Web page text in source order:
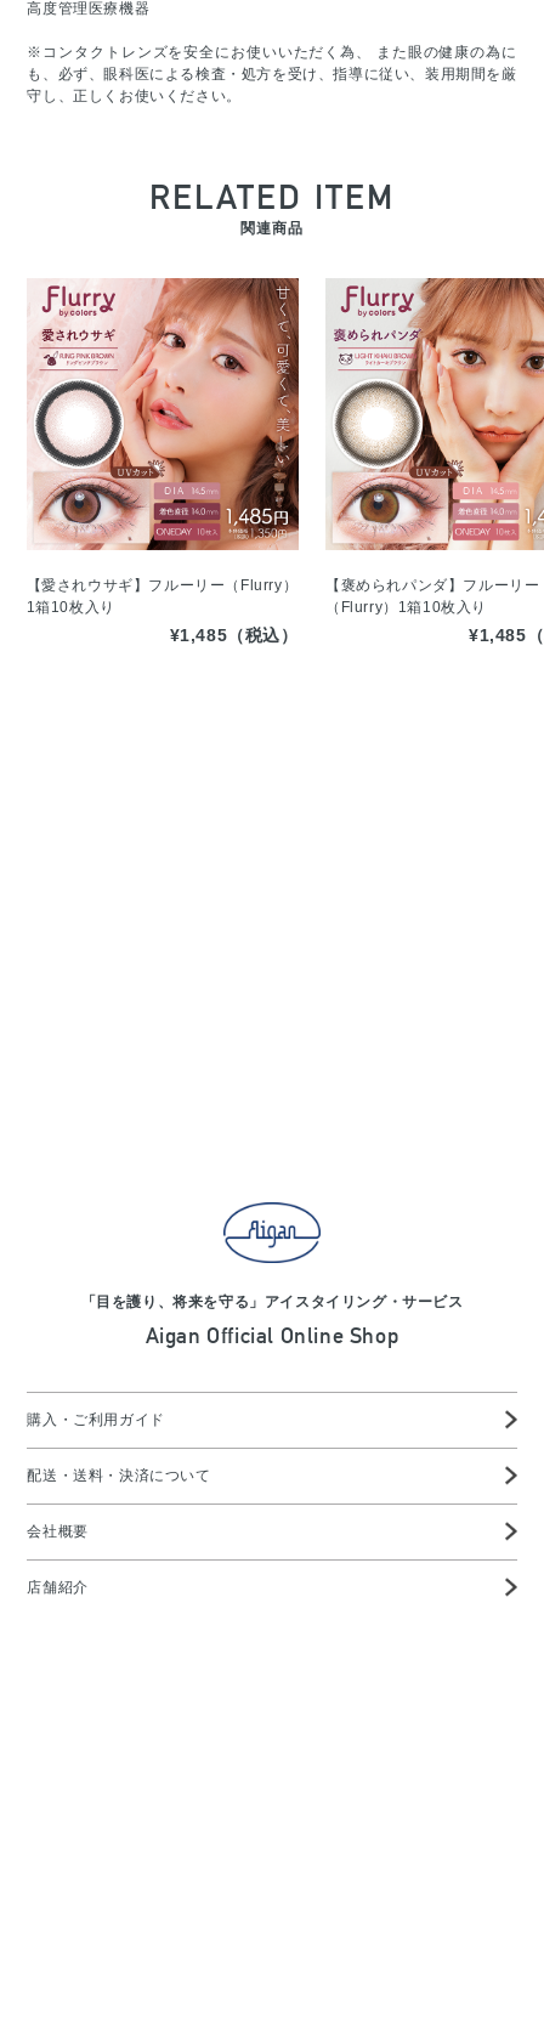
高度管理医療機器
※コンタクトレンズを安全にお使いいただく為、 また眼の健康の為に
も、必ず、眼科医による検査・処方を受け、指導に従い、装用期間を厳
守し、正しくお使いください。
RELATED ITEM
関連商品
【愛されウサギ】フルーリー（Flurry）
1箱10枚入り
¥1,485（税込）
【褒められパンダ】フルーリー
（Flurry）1箱10枚入り
¥1,485
「目を護り、将来を守る」アイスタイリング・サービス
Aigan Official Online Shop
購入・ご利用ガイド
配送・送料・決済について
会社概要
店舗紹介